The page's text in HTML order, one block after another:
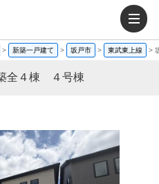
> 新築一戸建て > 坂戸市 > 東武東上線 >
全４棟 ４号棟